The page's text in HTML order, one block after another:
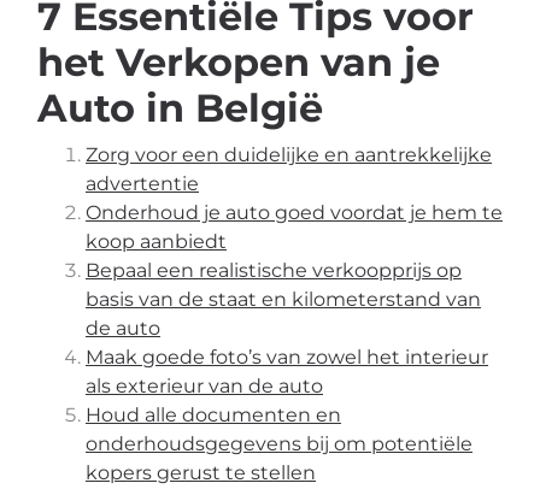
7 Essentiële Tips voor
het Verkopen van je
Auto in België
Zorg voor een duidelijke en aantrekkelijke
advertentie
Onderhoud je auto goed voordat je hem te
koop aanbiedt
Bepaal een realistische verkoopprijs op
basis van de staat en kilometerstand van
de auto
Maak goede foto’s van zowel het interieur
als exterieur van de auto
Houd alle documenten en
onderhoudsgegevens bij om potentiële
kopers gerust te stellen